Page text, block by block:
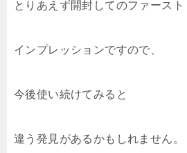
とりあえず開封してのファースト
インプレッションですので、
今後使い続けてみると
違う発見があるかもしれません。